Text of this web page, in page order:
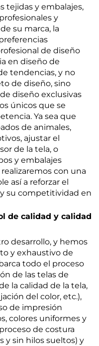
tejidas y embalajes,
y
su marca, la
de diseño
en diseño de
tendencias, y no
de diseño, sino
diseño exclusivas
únicos que se
Ya sea que
de animales,
ajustar el
de la tela, o
y embalajes
con una
así a reforzar el
su competitividad en
de calidad y calidad
desarrollo, y hemos
y exhaustivo de
todo el proceso
de las telas de
la calidad de la tela,
del color, etc.),
de impresión
colores uniformes y
de costura
y sin hilos sueltos) y